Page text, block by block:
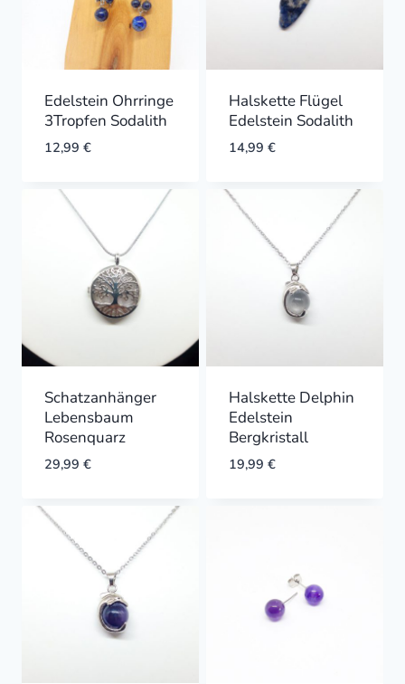
Edelstein Ohrringe
3Tropfen Sodalith
12,99 €
Halskette Flügel
Edelstein Sodalith
14,99 €
Schatzanhänger
Lebensbaum
Rosenquarz
29,99 €
Halskette Delphin
Edelstein
Bergkristall
19,99 €